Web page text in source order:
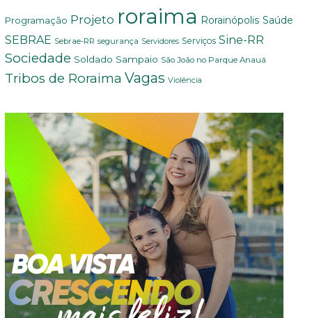
Programação Projeto roraima Rorainópolis Saúde
SEBRAE Sebrae-RR segurança Servidores Serviços Sine-RR
Sociedade Soldado Sampaio São João no Parque Anauá
Tribos de Roraima Vagas Violência